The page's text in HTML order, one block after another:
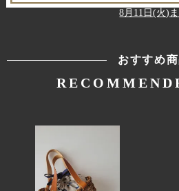
8月11日(火)
おすすめ